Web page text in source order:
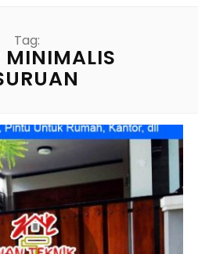
Tag:
MINIMALIS